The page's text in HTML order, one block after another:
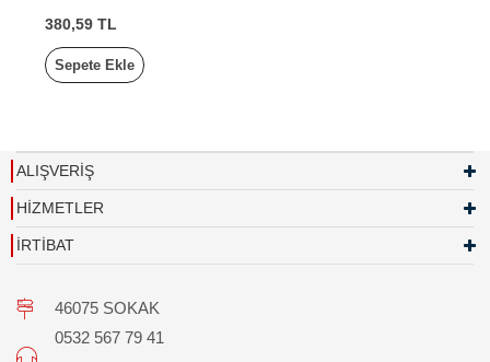
380,59 TL
Sepete Ekle
ALIŞVERİŞ
HİZMETLER
İRTİBAT
46075 SOKAK
0532 567 79 41